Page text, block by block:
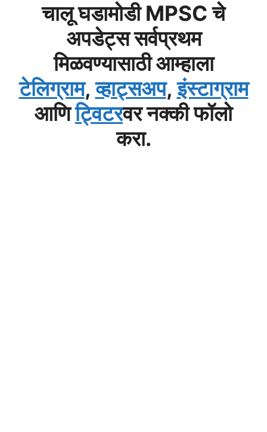
चालू घडामोडी MPSC चे
अपडेट्स सर्वप्रथम
मिळवण्यासाठी आम्हाला
टेलिग्राम,व्हाट्सअप,इंस्टाग्राम
आणिट्विटरवर नक्की फॉलो
करा.